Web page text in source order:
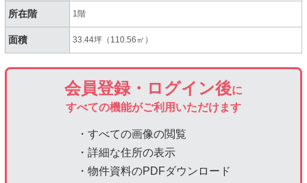
所在階 1階
面積 33.44坪（110.56㎡）
会員登録・ログイン後に
すべての機能がご利用いただけます
・すべての画像の閲覧
・詳細な住所の表示
・物件資料のPDFダウンロード